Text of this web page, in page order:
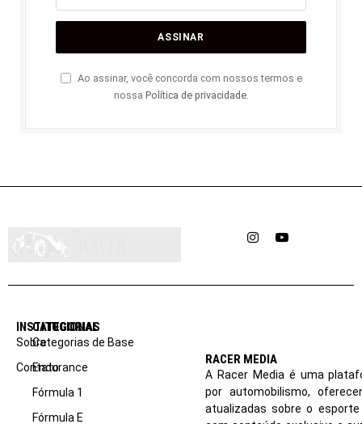
Ao assinar, você concorda com nossos termos e
nossa Política de privacidade.
InstagramYouTube
INSTITUCIONAL
Sobre
Contato
CATEGORIAS
Categorias de Base
Endurance
Fórmula 1
Fórmula E
RACER MEDIA
A Racer Media é uma
por automobilismo,
atualizadas sobre o